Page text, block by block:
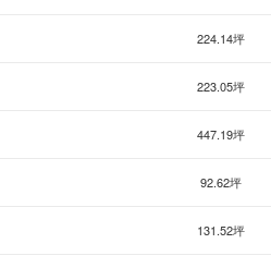
224.14坪
223.05坪
447.19坪
92.62坪
131.52坪